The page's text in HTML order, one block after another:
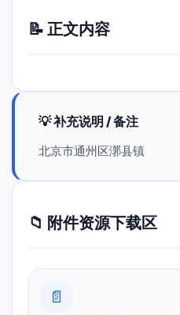
📝 正文内容
💡 补充说明 / 备注
北京市通州区漷县镇
📁 附件资源下载区
📄